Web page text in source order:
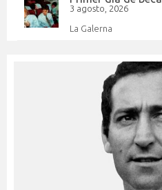
3 agosto, 2026
La Galerna